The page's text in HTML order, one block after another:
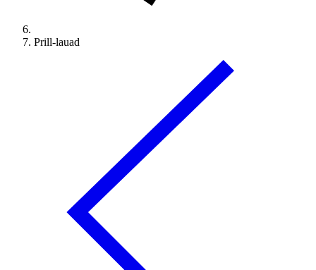
Prill-lauad